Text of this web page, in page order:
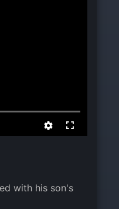
with his son's